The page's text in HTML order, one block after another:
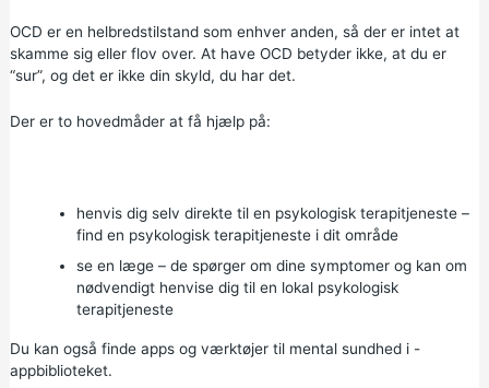
OCD er en helbredstilstand som enhver anden, så der er intet at
skamme sig eller flov over. At have OCD betyder ikke, at du er
“sur”, og det er ikke din skyld, du har det.
Der er to hovedmåder at få hjælp på:
henvis dig selv direkte til en psykologisk terapitjeneste –
find en psykologisk terapitjeneste i dit område
se en læge – de spørger om dine symptomer og kan om
nødvendigt henvise dig til en lokal psykologisk
terapitjeneste
Du kan også finde appsog værktøjer til mental sundhedi -
appbiblioteket.